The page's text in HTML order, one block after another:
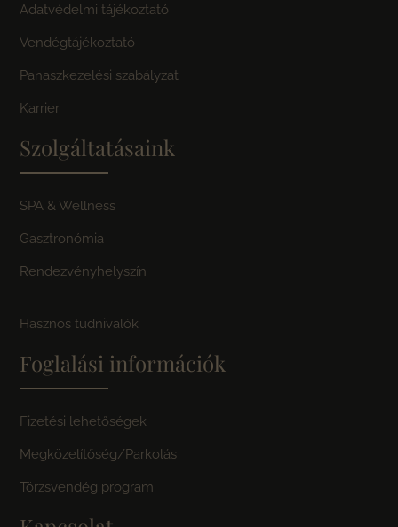
Adatvédelmi tájékoztató
Vendégtájékoztató
Panaszkezelési szabályzat
Karrier
Szolgáltatásaink
SPA & Wellness
Gasztronómia
Rendezvényhelyszín
Hasznos tudnivalók
Foglalási információk
Fizetési lehetőségek
Megközelítőség/Parkolás
Törzsvendég program